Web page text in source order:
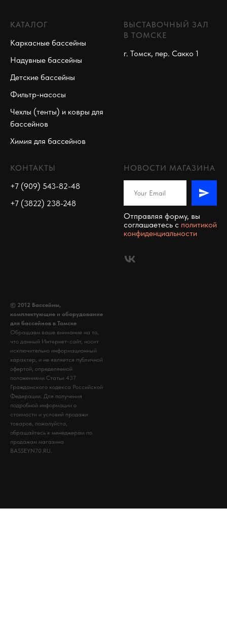
КАТАЛОГ
Каркасные бассейны
Надувные бассейны
Детские бассейны
Фильтр-насосы
Чехлы (тенты) и ковры для
бассейнов
Химия для бассейнов
ВЫСТАВОЧНЫЙ ЗАЛ
В ТОМСКЕ
г. Томск, пер. Сакко 1
КОНТАКТЫ
+7 (909) 543-82-48
+7 (3822) 238-248
НОВОСТИ МАГАЗИНА
Отправляя форму, вы
соглашаетесь c политикой
конфиденциальности
© 2012 Бассейны,
комплектующие и оборудование
для бассейнов в Томске
Обращаем ваше внимание на то,
что данный Интернет-сайт, носит
исключительно информационный
характер, и не является публичной
офертой, определяемой
положениями Статьи 437
Гражданского кодекса Российской
Федерации. Для получения
подробной информации о
стоимости и условий продажи
товаров, пожалуйста,
обращайтесь к менеджерам по
продажам магазина
BASSEYN70.RU.